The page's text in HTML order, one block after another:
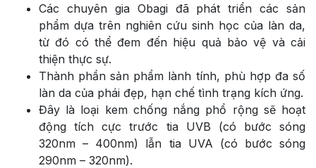
Các chuyên gia Obagi đã phát triển các sản
phẩm dựa trên nghiên cứu sinh học của làn da,
từ đó có thể đem đến hiệu quả bảo vệ và cải
thiện thực sự.
Thành phần sản phẩm lành tính, phù hợp đa số
làn da của phái đẹp, hạn chế tình trạng kích ứng.
Đây là loại kem chống nắng phổ rộng sẽ hoạt
động tích cực trước tia UVB (có bước sóng
320nm – 400nm) lẫn tia UVA (có bước sóng
290nm – 320nm).